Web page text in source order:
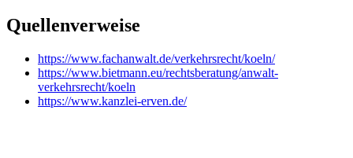
Quellenverweise
https://www.fachanwalt.de/verkehrsrecht/koeln/
https://www.bietmann.eu/rechtsberatung/anwalt-
verkehrsrecht/koeln
https://www.kanzlei-erven.de/